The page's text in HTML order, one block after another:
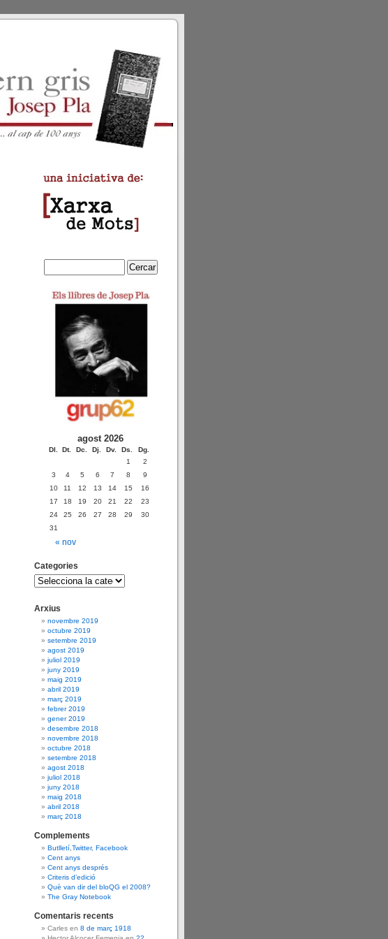
agost 2026
Dl. Dt. Dc. Dj. Dv. Ds. Dg.
« nov
1
2
3
4 5 6 7 8
9
10
11 12 13 14 15
16
17
18 19 20 21 22
23
24
25 26 27 28 29
30
31
Categories
Arxius
novembre 2019
octubre 2019
setembre 2019
agost 2019
juliol 2019
juny 2019
maig 2019
abril 2019
març 2019
febrer 2019
gener 2019
desembre 2018
novembre 2018
octubre 2018
setembre 2018
agost 2018
juliol 2018
juny 2018
maig 2018
abril 2018
març 2018
Complements
Butlletí,Twitter, Facebook
Cent anys
Cent anys després
Criteris d’edició
Què van dir del bloQG el 2008?
The Gray Notebook
Comentaris recents
Carles en 8 de març 1918